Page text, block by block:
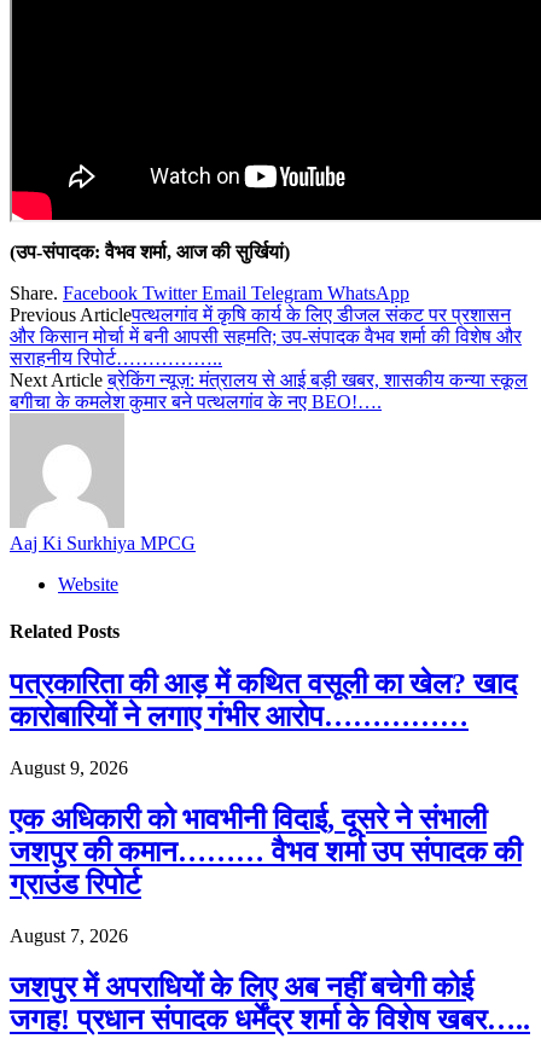
(उप-संपादक: वैभव शर्मा, आज की सुर्खियां)
Share. Facebook Twitter Email Telegram WhatsApp
Previous Articleपत्थलगांव में कृषि कार्य के लिए डीजल संकट पर प्रशासन
और किसान मोर्चा में बनी आपसी सहमति; उप-संपादक वैभव शर्मा की विशेष और
सराहनीय रिपोर्ट……………..
Next Articleब्रेकिंग न्यूज़: मंत्रालय से आई बड़ी खबर, शासकीय कन्या स्कूल
बगीचा के कमलेश कुमार बने पत्थलगांव के नए BEO!….
Aaj Ki Surkhiya MPCG
Website
Related Posts
पत्रकारिता की आड़ में कथित वसूली का खेल? खाद
कारोबारियों ने लगाए गंभीर आरोप……………
August 9, 2026
एक अधिकारी को भावभीनी विदाई, दूसरे ने संभाली
जशपुर की कमान……… वैभव शर्मा उप संपादक की
ग्राउंड रिपोर्ट
August 7, 2026
जशपुर में अपराधियों के लिए अब नहीं बचेगी कोई
जगह! प्रधान संपादक धर्मेंद्र शर्मा के विशेष खबर…..